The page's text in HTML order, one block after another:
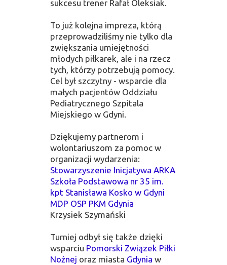
sukcesu trener Rafał Oleksiak.
To już kolejna impreza, którą
przeprowadziliśmy nie tylko dla
zwiększania umiejętności
młodych piłkarek, ale i na rzecz
tych, którzy potrzebują pomocy.
Cel był szczytny - wsparcie dla
małych pacjentów Oddziału
Pediatrycznego Szpitala
Miejskiego w Gdyni.
Dziękujemy partnerom i
wolontariuszom za pomoc w
organizacji wydarzenia:
Stowarzyszenie Inicjatywa ARKA
Szkoła Podstawowa nr 35 im.
kpt Stanisława Kosko w Gdyni
MDP OSP PKM Gdynia
Krzysiek Szymański
Turniej odbył się także dzięki
wsparciu Pomorski Związek Piłki
Nożnej oraz miasta Gdynia w